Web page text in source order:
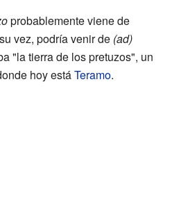
probablemente viene de
vez, podría venir de (ad)
"la tierra de los pretuzos", un
hoy estáTeramo.